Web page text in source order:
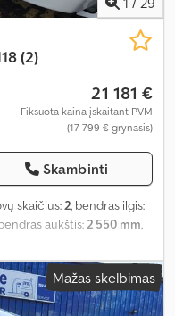
(2)
21 181 €
Fiksuota kaina įskaitant PVM
(17 799 € grynasis)
Skambinti
skaičius:2, bendras ilgis:
aukštis:2 550 mm,
,
Mažas skelbimas